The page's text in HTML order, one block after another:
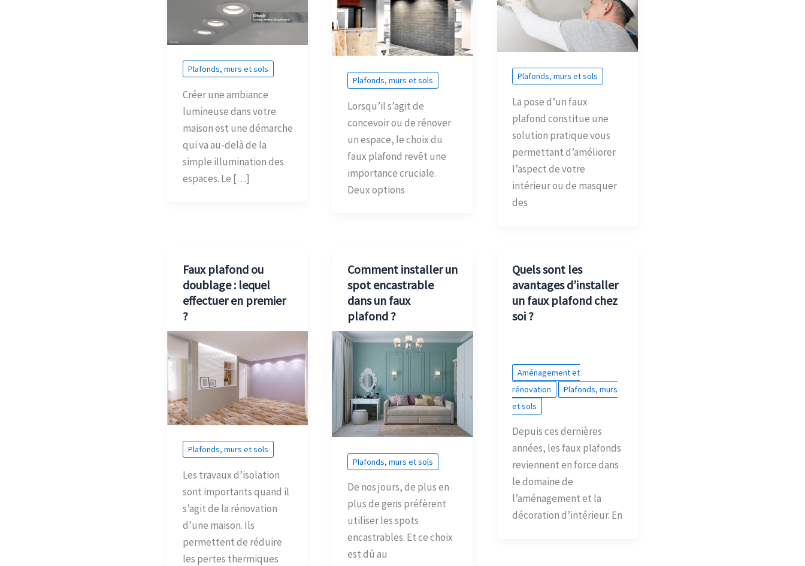
Plafonds, murs et sols
Créer une ambiance
lumineuse dans votre
maison est une démarche
qui va au-delà de la
simple illumination des
espaces. Le […]
Plafonds, murs et sols
Lorsqu’il s’agit de
concevoir ou de rénover
un espace, le choix du
faux plafond revêt une
importance cruciale.
Deux options
Plafonds, murs et sols
La pose d’un faux
plafond constitue une
solution pratique vous
permettant d’améliorer
l’aspect de votre
intérieur ou de masquer
des
Faux plafond ou
doublage : lequel
effectuer en premier
?
Plafonds, murs et sols
Les travaux d’isolation
sont importants quand il
s’agit de la rénovation
d’une maison. Ils
permettent de réduire
les pertes thermiques
Comment installer un
spot encastrable
dans un faux
plafond ?
Plafonds, murs et sols
De nos jours, de plus en
plus de gens préfèrent
utiliser les spots
encastrables. Et ce choix
est dû au
Quels sont les
avantages d’installer
un faux plafond chez
soi ?
Aménagement et
rénovation
Plafonds, murs
et sols
Depuis ces dernières
années, les faux plafonds
reviennent en force dans
le domaine de
l’aménagement et la
décoration d’intérieur. En